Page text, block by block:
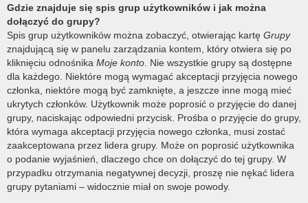
Gdzie znajduje się spis grup użytkowników i jak można
dołączyć do grupy?
Spis grup użytkowników można zobaczyć, otwierając kartę Grupy
znajdującą się w panelu zarządzania kontem, który otwiera się po
kliknięciu odnośnika Moje konto . Nie wszystkie grupy są dostępne
dla każdego. Niektóre mogą wymagać akceptacji przyjęcia nowego
członka, niektóre mogą być zamknięte, a jeszcze inne mogą mieć
ukrytych członków. Użytkownik może poprosić o przyjęcie do danej
grupy, naciskając odpowiedni przycisk. Prośba o przyjęcie do grupy,
która wymaga akceptacji przyjęcia nowego członka, musi zostać
zaakceptowana przez lidera grupy. Może on poprosić użytkownika
o podanie wyjaśnień, dlaczego chce on dołączyć do tej grupy. W
przypadku otrzymania negatywnej decyzji, proszę nie nękać lidera
grupy pytaniami – widocznie miał on swoje powody.